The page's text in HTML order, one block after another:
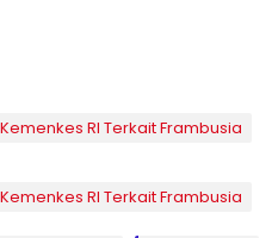
RI Terkait Frambusia
RI Terkait Frambusia